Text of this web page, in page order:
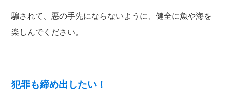
騙されて、悪の手先にならないように、健全に魚や海を
楽しんでください。
犯罪も締め出したい！